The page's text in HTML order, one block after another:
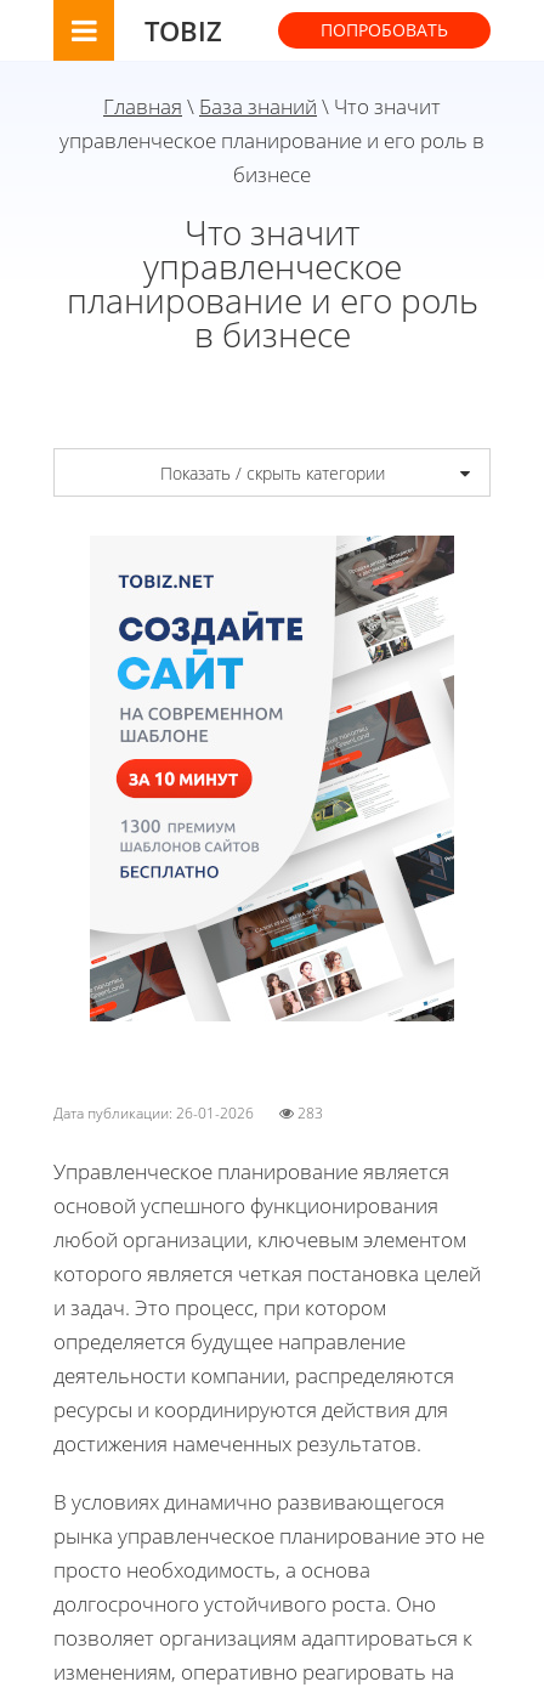
TOBIZ ПОПРОБОВАТЬ
Главная \ База знаний \ Что значит
управленческое планирование и его роль в
бизнесе
Что значит
управленческое
планирование и его роль
в бизнесе
Показать / скрыть категории
Дата публикации: 26-01-2026 283
Управленческое планирование является
основой успешного функционирования
любой организации, ключевым элементом
которого является четкая постановка целей
и задач. Это процесс, при котором
определяется будущее направление
деятельности компании, распределяются
ресурсы и координируются действия для
достижения намеченных результатов.
В условиях динамично развивающегося
рынка управленческое планирование это не
просто необходимость, а основа
долгосрочного устойчивого роста. Оно
позволяет организациям адаптироваться к
изменениям, оперативно реагировать на